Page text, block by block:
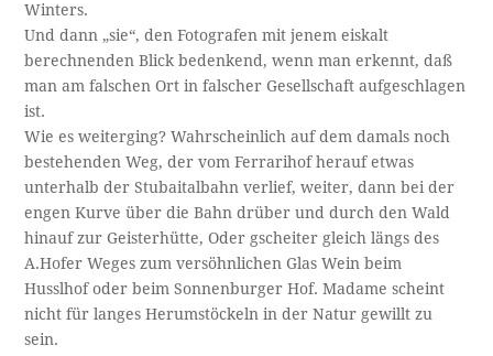
Winters.
Und dann „sie“, den Fotografen mit jenem eiskalt
berechnenden Blick bedenkend, wenn man erkennt, daß
man am falschen Ort in falscher Gesellschaft aufgeschlagen
ist.
Wie es weiterging? Wahrscheinlich auf dem damals noch
bestehenden Weg, der vom Ferrarihof herauf etwas
unterhalb der Stubaitalbahn verlief, weiter, dann bei der
engen Kurve über die Bahn drüber und durch den Wald
hinauf zur Geisterhütte, Oder gscheiter gleich längs des
A.Hofer Weges zum versöhnlichen Glas Wein beim
Husslhof oder beim Sonnenburger Hof. Madame scheint
nicht für langes Herumstöckeln in der Natur gewillt zu
sein.